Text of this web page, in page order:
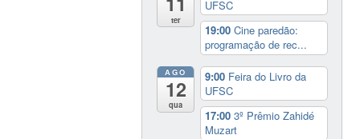
ter
UFSC
19:00Cine paredão:
programação de rec...
AGO
12
qua
9:00 Feira do Livro da
UFSC
17:003º Prêmio Zahidé
Muzart